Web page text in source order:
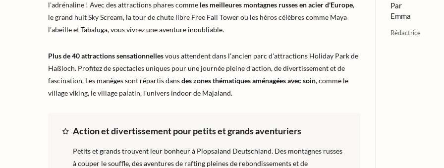
l'adrénaline ! Avec des attractions phares comme les meilleures montagnes russes en acier d'Europe,
le grand huit Sky Scream, la tour de chute libre Free Fall Tower ou les héros célèbres comme Maya
l'abeille et Tabaluga, vous vivrez une aventure inoubliable.
Plus de 40 attractions sensationnellesvous attendent dans l'ancien parc d'attractions Holiday Park de
Haßloch. Profitez de spectacles uniques pour une journée pleine d'action, de divertissement et de
fascination. Les manèges sont répartis dansdes zones thématiques aménagées avec soin, comme le
village viking, le village palatin, l'univers indoor de Majaland.
Action et divertissement pour petits et grands aventuriers
Petits et grands trouvent leur bonheur à Plopsaland Deutschland. Des montagnes russes
à couper le souffle, des aventures de rafting pleines de rebondissements et de
Par
Emma
Rédactrice